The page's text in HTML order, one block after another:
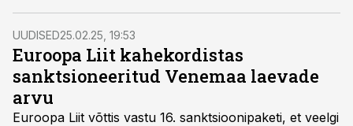
kaupade eksport juba 6%, viidates võimalikule
pöördepunktile. Mida tänavune aasta toob?
UUDISED25.02.25, 19:53
Euroopa Liit kahekordistas
sanktsioneeritud Venemaa laevade
arvu
Euroopa Liit võttis vastu 16. sanktsioonipaketi, et veelgi